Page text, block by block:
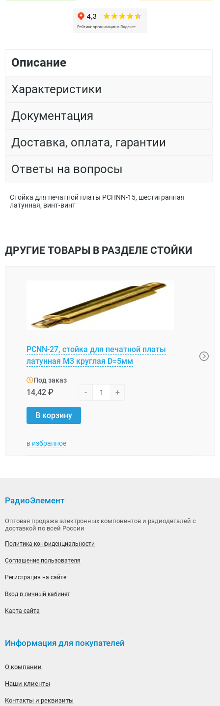
Описание
Характеристики
Документация
Доставка, оплата, гарантии
Ответы на вопросы
Стойка для печатной платы PCHNN-15, шестигранная
латунная, винт-винт
ДРУГИЕ ТОВАРЫ В РАЗДЕЛЕ СТОЙКИ
PCNN-27, стойка для печатной платы
латунная М3 круглая D=5мм
Под заказ
14,42 ₽ - +
В корзину
в избранное
РадиоЭлемент
Оптовая продажа электронных компонентов и радиодеталей с
доставкой по всей России
Политика конфиденциальности
Соглашение пользователя
Регистрация на сайте
Вход в личный кабинет
Карта сайта
Информация для покупателей
О компании
Наши клиенты
Контакты и реквизиты